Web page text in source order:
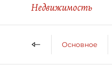
Недвижимость
Основное